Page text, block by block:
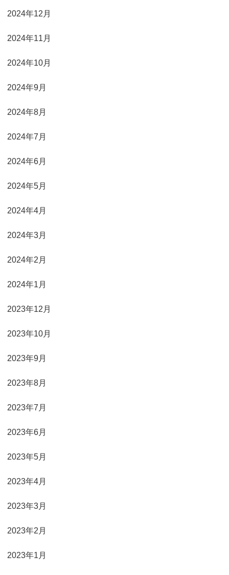
2024年12月
2024年11月
2024年10月
2024年9月
2024年8月
2024年7月
2024年6月
2024年5月
2024年4月
2024年3月
2024年2月
2024年1月
2023年12月
2023年10月
2023年9月
2023年8月
2023年7月
2023年6月
2023年5月
2023年4月
2023年3月
2023年2月
2023年1月